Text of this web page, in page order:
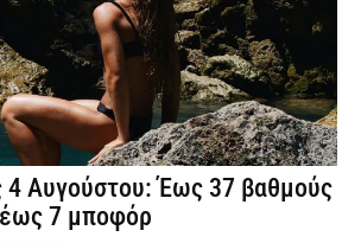
4 Αυγούστου: Έως 37 βαθμούς
έως 7 μποφόρ